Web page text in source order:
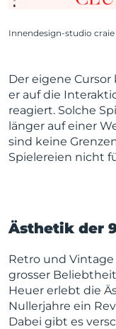
Innendesign-studio craie
Der eigene
er auf die
reagiert. Solche
länger auf einer
sind keine
Spielereien nicht
Ästhetik der
Retro und
grosser
Heuer erlebt die
Nullerjahre ein
Dabei gibt es